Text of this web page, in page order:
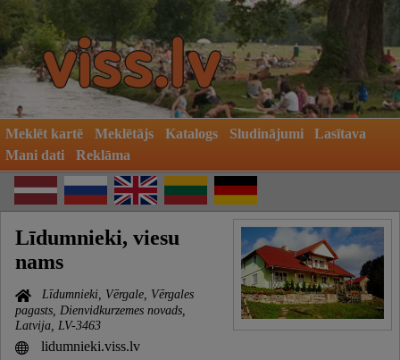
Meklēt kartē Meklētājs Katalogs Sludinājumi
Lasītava
Mani dati
Reklāma
Līdumnieki, viesu
nams
Līdumnieki, Vērgale, Vērgales
pagasts, Dienvidkurzemes novads,
Latvija, LV-3463
lidumnieki.viss.lv